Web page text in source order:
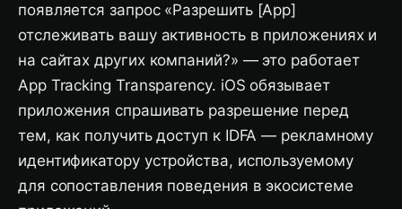
появляется запрос «Разрешить [App]
отслеживать вашу активность в приложениях и
на сайтах других компаний?» — это работает
App Tracking Transparency. iOS обязывает
приложения спрашивать разрешение перед
тем, как получить доступ к IDFA — рекламному
идентификатору устройства, используемому
для сопоставления поведения в экосистеме